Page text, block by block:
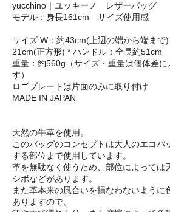
yucchino｜ユッキーノ レザーバッグ
モデル：身長161cm サイズ使用感
サイズ W：約43cm(上辺の端から端まで
21cm(正方形) * ハンドル：全長約51cm
重量：約560g（サイズ・重量は個体差に
す）
ロゴプレートは片面のみに取り付け
MADE IN JAPAN
天然の牛革を使用。
このバッグのコンセプトは大人のエコバ
する部位まで使用しています。
革を無駄なく使うため、部位によっては
シボなどがあります。
また革本来の風合いを損なわないように
ありますので、